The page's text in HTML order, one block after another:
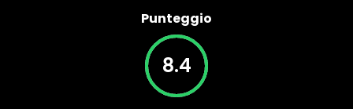
Punteggio
8.4